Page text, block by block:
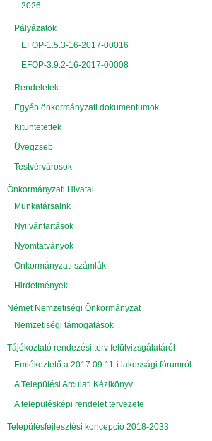
2026.
Pályázatok
EFOP-1.5.3-16-2017-00016
EFOP-3.9.2-16-2017-00008
Rendeletek
Egyéb önkormányzati dokumentumok
Kitüntetettek
Üvegzseb
Testvérvárosok
Önkormányzati Hivatal
Munkatársaink
Nyilvántartások
Nyomtatványok
Önkormányzati számlák
Hirdetmények
Német Nemzetiségi Önkormányzat
Nemzetiségi támogatások
Tájékoztató rendezési terv felülvizsgálatáról
Emlékeztető a 2017.09.11-i lakossági fórumról
A Települési Arculati Kézikönyv
A településképi rendelet tervezete
Településfejlesztési koncepció 2018-2033